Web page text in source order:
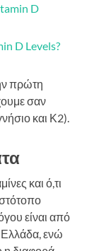
D
D Levels?
πρώτη
σαν
και Κ2).
και ό,τι
είναι από
Ελλάδα, ενώ